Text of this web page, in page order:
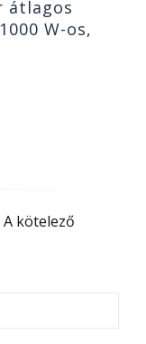
átlagos
W-os,
A kötelező